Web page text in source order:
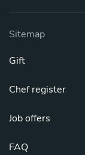
Sitemap
Gift
Chef register
Job offers
FAQ